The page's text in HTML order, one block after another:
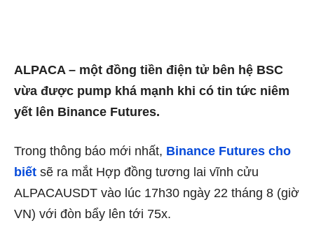
ALPACA – một đồng tiền điện tử bên hệ BSC
vừa được pump khá mạnh khi có tin tức niêm
yết lên Binance Futures.
Trong thông báo mới nhất, Binance Futures cho
biết sẽ ra mắt Hợp đồng tương lai vĩnh cửu
ALPACAUSDT vào lúc 17h30 ngày 22 tháng 8 (giờ
VN) với đòn bẩy lên tới 75x.